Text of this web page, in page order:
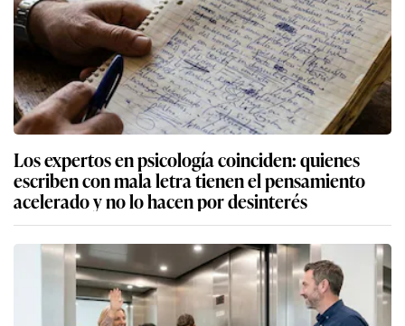
Los expertos en psicología coinciden: quienes
escriben con mala letra tienen el pensamiento
acelerado y no lo hacen por desinterés